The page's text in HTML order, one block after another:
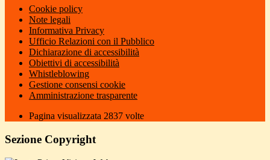
Cookie policy
Note legali
Informativa Privacy
Ufficio Relazioni con il Pubblico
Dichiarazione di accessibilità
Obiettivi di accessibilità
Whistleblowing
Gestione consensi cookie
Amministrazione trasparente
Pagina visualizzata 2837 volte
Sezione Copyright